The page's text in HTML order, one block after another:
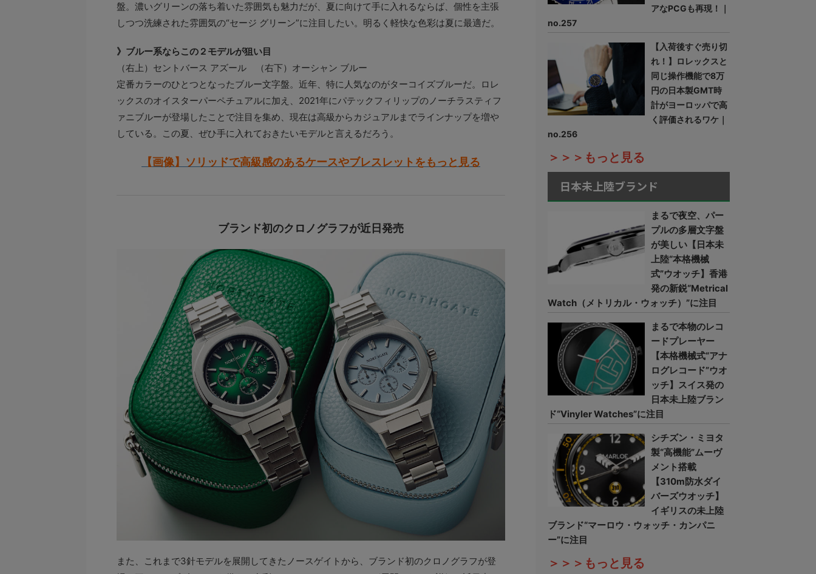
盤。濃いグリーンの落ち着いた雰囲気も魅力だが、夏に向けて手に入れるならば、個性を主張
しつつ洗練された雰囲気の“セージ グリーン”に注目したい。明るく軽快な色彩は夏に最適だ。
》ブルー系ならこの２モデルが狙い目
（右上）セントバース アズール （右下）オーシャン ブルー
定番カラーのひとつとなったブルー文字盤。近年、特に人気なのがターコイズブルーだ。ロレ
ックスのオイスターパーペチュアルに加え、2021年にパテックフィリップのノーチラスティフ
ァニブルーが登場したことで注目を集め、現在は高級からカジュアルまでラインナップを増や
している。この夏、ぜひ手に入れておきたいモデルと言えるだろう。
【画像】ソリッドで高級感のあるケースやブレスレットをもっと見る
ブランド初のクロノグラフが近日発売
また、これまで3針モデルを展開してきたノースゲイトから、ブランド初のクロノグラフが登
アなPCGも再現！｜
no.257
【入荷後すぐ売り切
れ！】ロレックスと
同じ操作機能で8万
円の日本製GMT時
計がヨーロッパで高
く評価されるワケ｜
no.256
＞＞＞もっと見る
日本未上陸ブランド
まるで夜空、パー
プルの多層文字盤
が美しい【日本未
上陸“本格機械
式”ウオッチ】香港
発の新鋭“Metrical
Watch（メトリカル・ウォッチ）”に注目
まるで本物のレコ
ードプレーヤー
【本格機械式“アナ
ログレコード”ウオ
ッチ】スイス発の
日本未上陸ブラン
ド“Vinyler Watches”に注目
シチズン・ミヨタ
製“高機能”ムーヴ
メント搭載
【310m防水ダイ
バーズウオッチ】
イギリスの未上陸
ブランド“マーロウ・ウォッチ・カンパニ
ー”に注目
＞＞＞もっと見る